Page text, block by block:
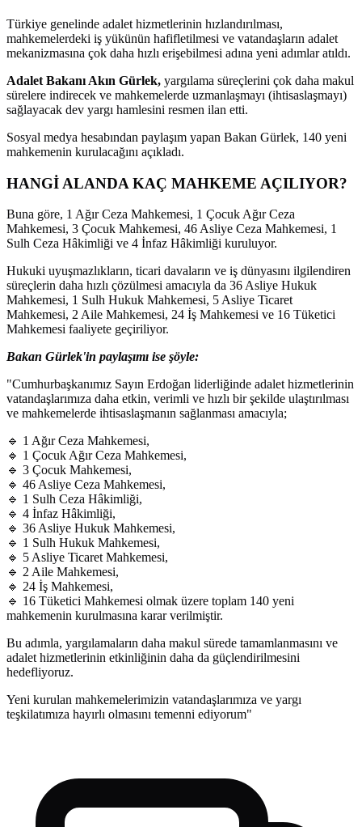
Türkiye genelinde adalet hizmetlerinin hızlandırılması,
mahkemelerdeki iş yükünün hafifletilmesi ve vatandaşların adalet
mekanizmasına çok daha hızlı erişebilmesi adına yeni adımlar atıldı.
Adalet Bakanı Akın Gürlek, yargılama süreçlerini çok daha makul
sürelere indirecek ve mahkemelerde uzmanlaşmayı (ihtisaslaşmayı)
sağlayacak dev yargı hamlesini resmen ilan etti.
Sosyal medya hesabından paylaşım yapan Bakan Gürlek, 140 yeni
mahkemenin kurulacağını açıkladı.
HANGİ ALANDA KAÇ MAHKEME AÇILIYOR?
Buna göre, 1 Ağır Ceza Mahkemesi, 1 Çocuk Ağır Ceza
Mahkemesi, 3 Çocuk Mahkemesi, 46 Asliye Ceza Mahkemesi, 1
Sulh Ceza Hâkimliği ve 4 İnfaz Hâkimliği kuruluyor.
Hukuki uyuşmazlıkların, ticari davaların ve iş dünyasını ilgilendiren
süreçlerin daha hızlı çözülmesi amacıyla da 36 Asliye Hukuk
Mahkemesi, 1 Sulh Hukuk Mahkemesi, 5 Asliye Ticaret
Mahkemesi, 2 Aile Mahkemesi, 24 İş Mahkemesi ve 16 Tüketici
Mahkemesi faaliyete geçiriliyor.
Bakan Gürlek'in paylaşımı ise şöyle:
"Cumhurbaşkanımız Sayın Erdoğan liderliğinde adalet hizmetlerinin
vatandaşlarımıza daha etkin, verimli ve hızlı bir şekilde ulaştırılması
ve mahkemelerde ihtisaslaşmanın sağlanması amacıyla;
🔹 1 Ağır Ceza Mahkemesi,
🔹 1 Çocuk Ağır Ceza Mahkemesi,
🔹 3 Çocuk Mahkemesi,
🔹 46 Asliye Ceza Mahkemesi,
🔹 1 Sulh Ceza Hâkimliği,
🔹 4 İnfaz Hâkimliği,
🔹 36 Asliye Hukuk Mahkemesi,
🔹 1 Sulh Hukuk Mahkemesi,
🔹 5 Asliye Ticaret Mahkemesi,
🔹 2 Aile Mahkemesi,
🔹 24 İş Mahkemesi,
🔹 16 Tüketici Mahkemesi olmak üzere toplam 140 yeni
mahkemenin kurulmasına karar verilmiştir.
Bu adımla, yargılamaların daha makul sürede tamamlanmasını ve
adalet hizmetlerinin etkinliğinin daha da güçlendirilmesini
hedefliyoruz.
Yeni kurulan mahkemelerimizin vatandaşlarımıza ve yargı
teşkilatımıza hayırlı olmasını temenni ediyorum"